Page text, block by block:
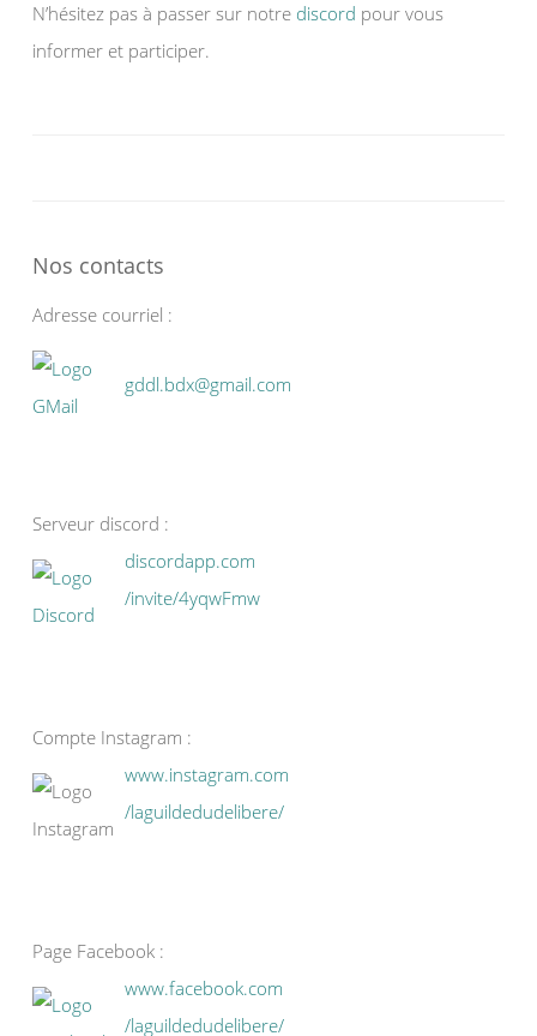
N’hésitez pas à passer sur notre discord pour vous
informer et participer.
Nos contacts
Adresse courriel :
gddl.bdx@gmail.com
Serveur discord :
discordapp.com
/invite/4yqwFmw
Compte Instagram :
www.instagram.com
/laguildedudelibere/
Page Facebook :
www.facebook.com
/laguildedudelibere/